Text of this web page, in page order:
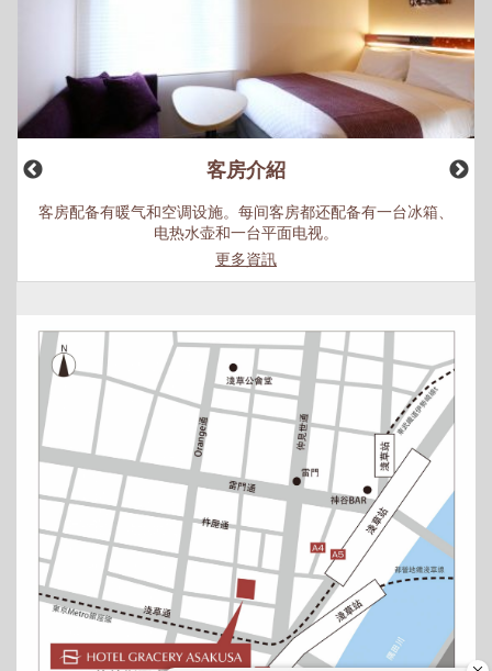
客房介紹
客房配备有暖气和空调设施。每间客房都还配备有一台冰箱、
电热水壶和一台平面电视。
更多資訊